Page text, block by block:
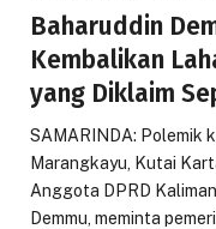
Baharuddin
Kembalikan
yang Diklaim
SAMARINDA: Polemik
Marangkayu, Kutai
Anggota DPRD
Demmu, meminta